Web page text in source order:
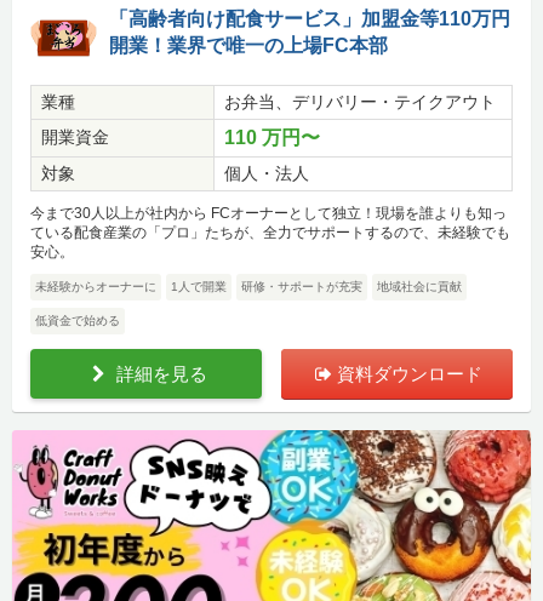
「高齢者向け配食サービス」加盟金等110万円
開業！業界で唯一の上場FC本部
業種
お弁当、デリバリー・テイクアウト
開業資金
110 万円〜
対象 個人・法人
今まで30人以上が社内から FCオーナーとして独立！現場を誰よりも知っ
ている配食産業の「プロ」たちが、全力でサポートするので、未経験でも
安心。
未経験からオーナーに 1人で開業 研修・サポートが充実 地域社会に貢献
低資金で始める
詳細を見る 資料ダウンロード